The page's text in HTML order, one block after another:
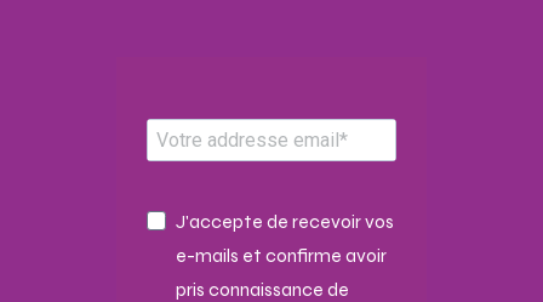
J'accepte de recevoir vos
e-mails et confirme avoir
pris connaissance de